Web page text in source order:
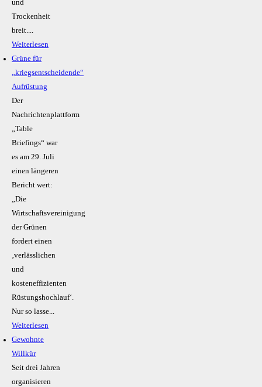
und
Trockenheit
breit....
Weiterlesen
Grüne für
„kriegsentscheidende“
Aufrüstung
Der
Nachrichtenplattform
„Table
Briefings“ war
es am 29. Juli
einen längeren
Bericht wert:
„Die
Wirtschaftsvereinigung
der Grünen
fordert einen
‚verlässlichen
und
kosteneffizienten
Rüstungshochlauf‘.
Nur so lasse...
Weiterlesen
Gewohnte
Willkür
Seit drei Jahren
organisieren